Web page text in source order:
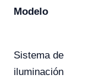
Modelo
Sistema de
iluminación